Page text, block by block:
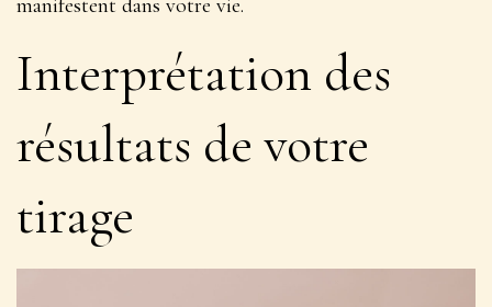
manifestent dans votre vie.
Interprétation des
résultats de votre
tirage